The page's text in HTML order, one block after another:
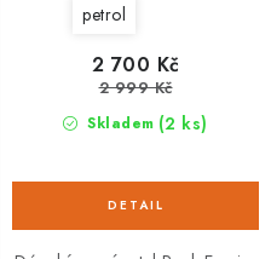
petrol
Skladem (2 ks)
2 700 Kč
2 999 Kč